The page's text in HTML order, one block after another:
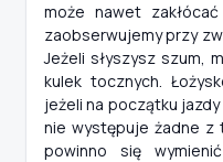
może nawet
zaobserwujemy przy
Jeżeli słyszysz szum,
kulek tocznych.
jeżeli na początku
nie występuje żadne z
powinno się